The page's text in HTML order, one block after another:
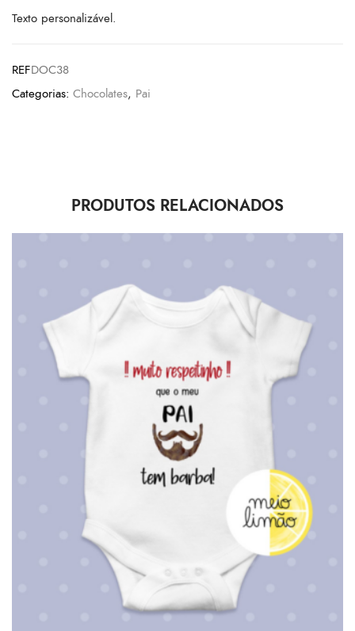
Texto personalizável.
REFDOC38
Categorias: Chocolates, Pai
PRODUTOS RELACIONADOS